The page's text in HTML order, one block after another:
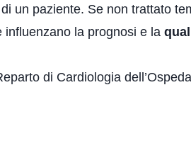
un paziente. Se non trattato
la prognosi e la
di Cardiologia